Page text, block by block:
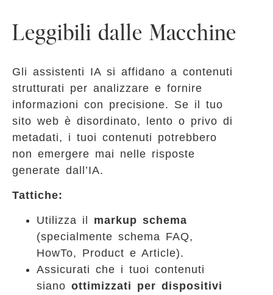
Leggibili dalle Macchine
Gli assistenti IA si affidano a contenuti
strutturati per analizzare e fornire
informazioni con precisione. Se il tuo
sito web è disordinato, lento o privo di
metadati, i tuoi contenuti potrebbero
non emergere mai nelle risposte
generate dall’IA.
Tattiche:
Utilizza il markup schema
(specialmente schema FAQ,
HowTo, Product e Article).
Assicurati che i tuoi contenuti
siano ottimizzati per dispositivi